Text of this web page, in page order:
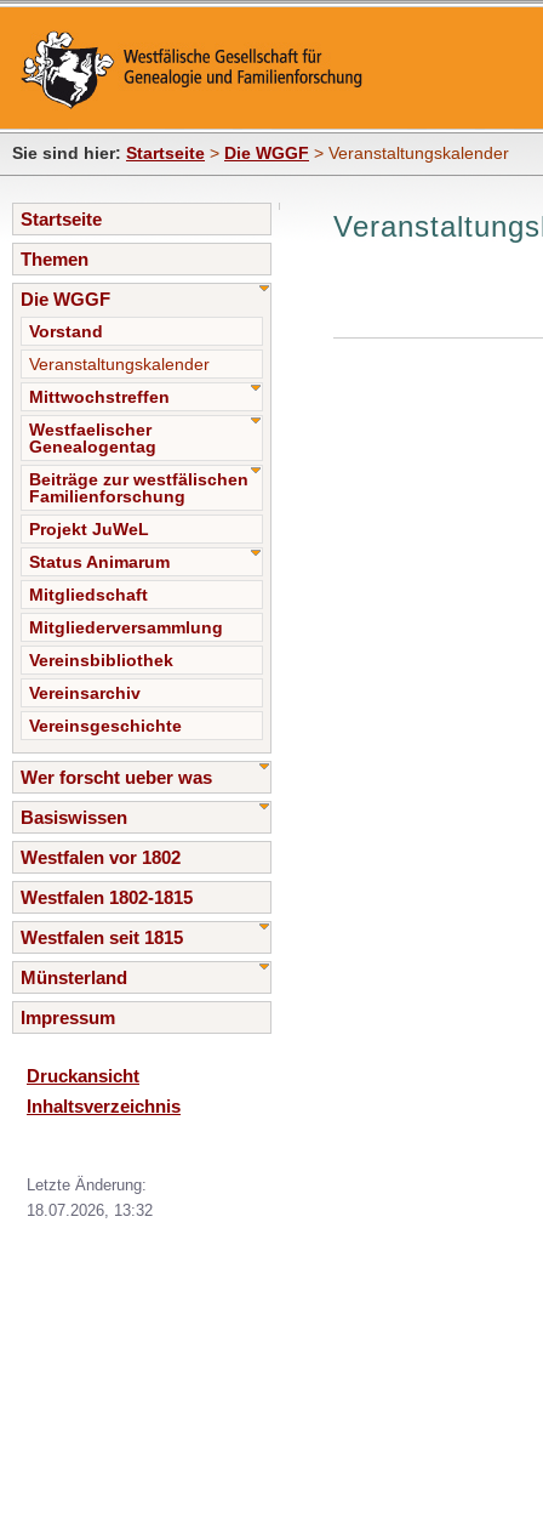
Sie sind hier: Startseite > Die WGGF > Veranstaltungskalender
Startseite
Themen
Die WGGF
Vorstand
Veranstaltungskalender
Mittwochstreffen
Westfaelischer
Genealogentag
Beiträge zur westfälischen
Familienforschung
Projekt JuWeL
Status Animarum
Mitgliedschaft
Mitgliederversammlung
Vereinsbibliothek
Vereinsarchiv
Vereinsgeschichte
Wer forscht ueber was
Basiswissen
Westfalen vor 1802
Westfalen 1802-1815
Westfalen seit 1815
Münsterland
Impressum
Druckansicht
Inhaltsverzeichnis
Letzte Änderung:
18.07.2026, 13:32